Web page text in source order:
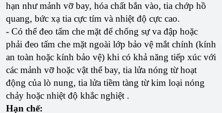
hạn như mảnh vỡ bay, hóa chất bắn vào, tia chớp hồ
quang, bức xạ tia cực tím và nhiệt độ cực cao.
- Có thể đeo tấm che mặt để chống sự va đập hoặc
phải đeo tấm che mặt ngoài lớp bảo vệ mắt chính (kính
an toàn hoặc kính bảo vệ) khi có khả năng tiếp xúc với
các mảnh vỡ hoặc vật thể bay, tia lửa nóng từ hoạt
động của lò nung, tia lửa tiềm tàng từ kim loại nóng
chảy hoặc nhiệt độ khắc nghiệt .
Hạn chế: